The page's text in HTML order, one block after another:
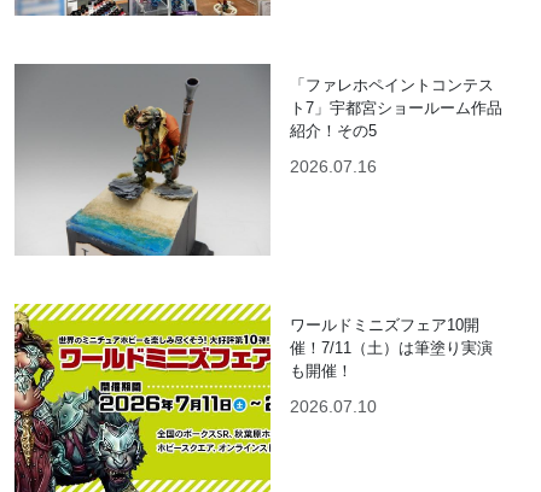
「ファレホペイントコンテス
ト7」宇都宮ショールーム作品
紹介！その5
2026.07.16
ワールドミニズフェア10開
催！7/11（土）は筆塗り実演
も開催！
2026.07.10